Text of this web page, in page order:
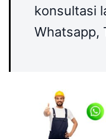
konsultasi
Whatsapp,